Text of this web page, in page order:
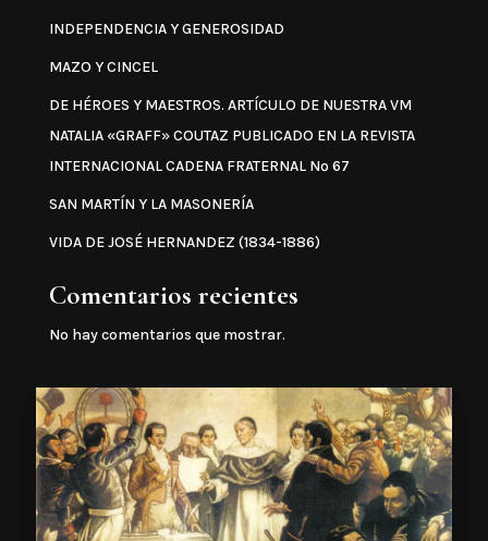
INDEPENDENCIA Y GENEROSIDAD
MAZO Y CINCEL
DE HÉROES Y MAESTROS. ARTÍCULO DE NUESTRA VM
NATALIA «GRAFF» COUTAZ PUBLICADO EN LA REVISTA
INTERNACIONAL CADENA FRATERNAL Nº 67
SAN MARTÍN Y LA MASONERÍA
VIDA DE JOSÉ HERNANDEZ (1834-1886)
Comentarios recientes
No hay comentarios que mostrar.